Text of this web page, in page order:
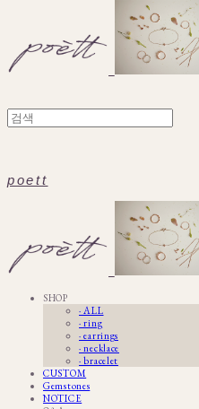
poett
SHOP
· ALL
· ring
· earrings
· necklace
· bracelet
CUSTOM
Gemstones
NOTICE